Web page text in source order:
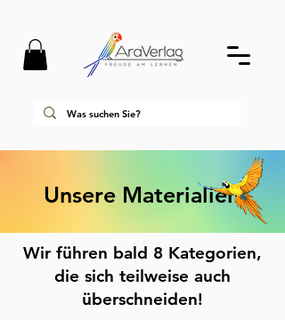
Unsere Materialien
Wir führen bald 8 Kategorien,
die sich teilweise auch
überschneiden!